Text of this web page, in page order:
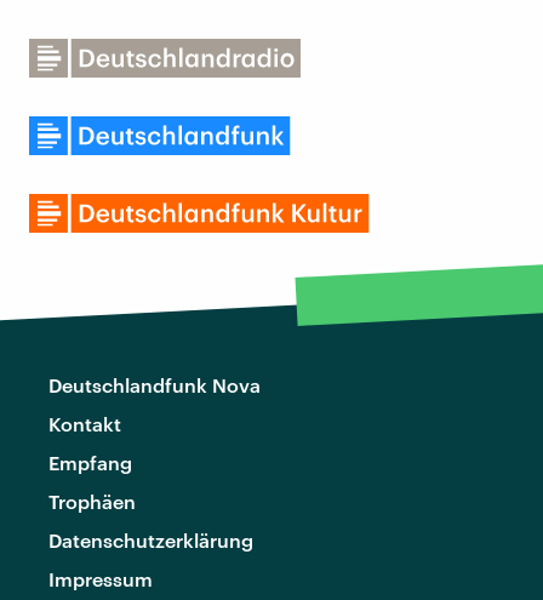
Deutschlandfunk Nova
Kontakt
Empfang
Trophäen
Datenschutzerklärung
Impressum